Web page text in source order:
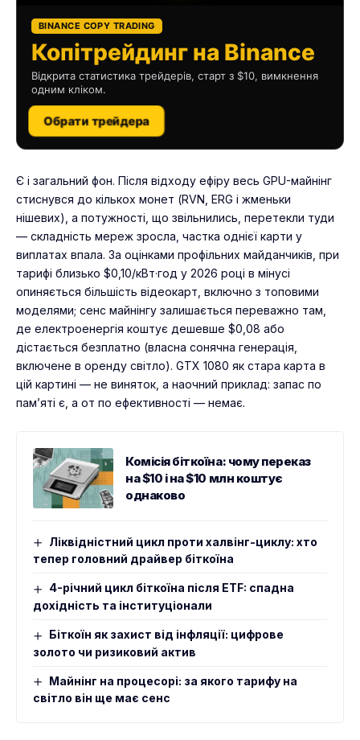
BINANCE COPY TRADING
Копітрейдинг на Binance
Відкрита статистика трейдерів, старт з $10, вимкнення
одним кліком.
Обрати трейдера
Є і загальний фон. Після відходу ефіру весь GPU-майнінг
стиснувся до кількох монет (RVN, ERG і жменьки
нішевих), а потужності, що звільнились, перетекли туди
— складність мереж зросла, частка однієї карти у
виплатах впала. За оцінками профільних майданчиків, при
тарифі близько $0,10/кВт·год у 2026 році в мінусі
опиняється більшість відеокарт, включно з топовими
моделями; сенс майнінгу залишається переважно там,
де електроенергія коштує дешевше $0,08 або
дістається безплатно (власна сонячна генерація,
включене в оренду світло). GTX 1080 як стара карта в
цій картині — не виняток, а наочний приклад: запас по
пам’яті є, а от по ефективності — немає.
Комісія біткоїна: чому переказ
на $10 і на $10 млн коштує
однаково
Ліквідністний цикл проти халвінг-циклу: хто
тепер головний драйвер біткоїна
4-річний цикл біткоїна після ETF: спадна
дохідність та інституціонали
Біткоїн як захист від інфляції: цифрове
золото чи ризиковий актив
Майнінг на процесорі: за якого тарифу на
світло він ще має сенс